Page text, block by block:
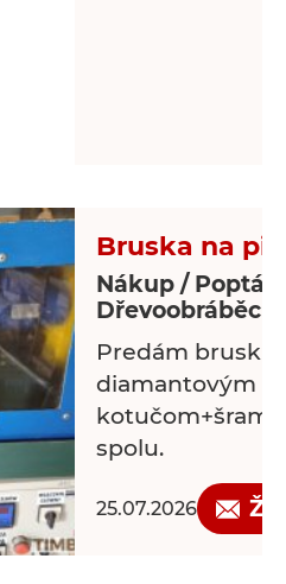
Bruska na
Nákup /
Dřevoobráběcí
Predám brusku
diamantovým
spolu.
25.07.2026